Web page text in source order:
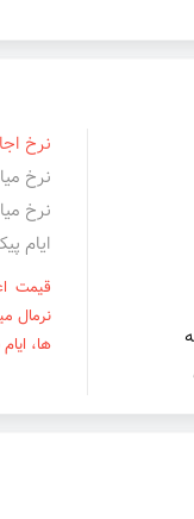
نرخ
نرخ
نرخ
ایام
قیمت
نرمال
ها،